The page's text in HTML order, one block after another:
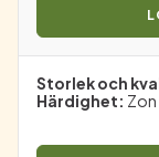
Storlek och
Härdighet: Zon